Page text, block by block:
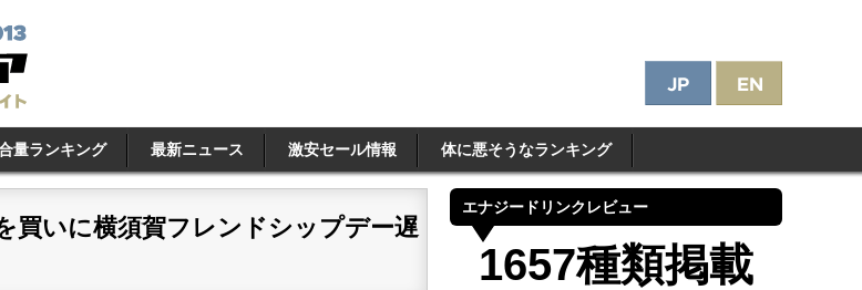
量ランキング 最新ニュース 激安セール情報 体に悪そうなランキング
買いに横須賀フレンドシップデー遅
エナジードリンクレビュー
1657種類掲載